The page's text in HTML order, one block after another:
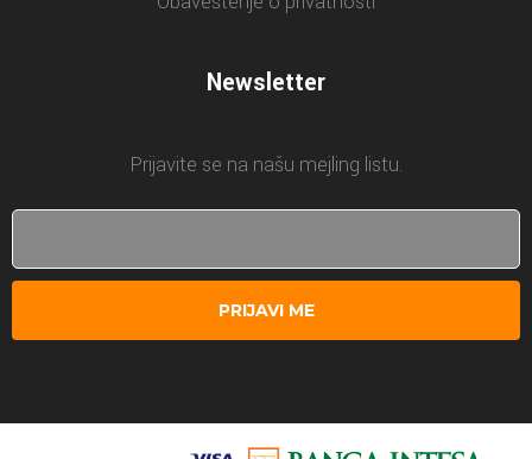
Newsletter
Prijavite se na našu mejling listu.
PRIJAVI ME